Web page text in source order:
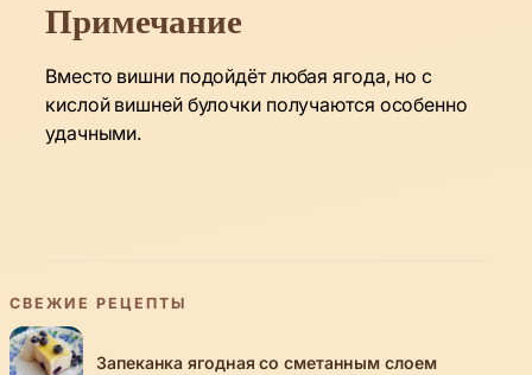
Примечание
Вместо вишни подойдёт любая ягода, но с
кислой вишней булочки получаются особенно
удачными.
СВЕЖИЕ РЕЦЕПТЫ
Запеканка ягодная со сметанным слоем